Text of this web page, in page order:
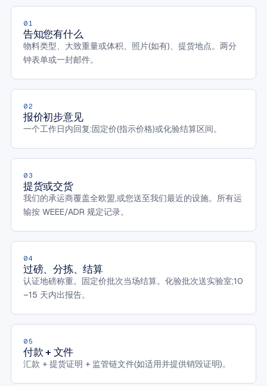
01
告知您有什么
物料类型、大致重量或体积、照片(如有)、提货地点。两分
钟表单或一封邮件。
02
报价初步意见
一个工作日内回复:固定价(指示价格)或化验结算区间。
03
提货或交货
我们的承运商覆盖全欧盟,或您送至我们最近的设施。所有运
输按 WEEE/ADR 规定记录。
04
过磅、分拣、结算
认证地磅称重。固定价批次当场结算。化验批次送实验室;10
–15 天内出报告。
05
付款 + 文件
汇款 + 提货证明 + 监管链文件(如适用并提供销毁证明)。